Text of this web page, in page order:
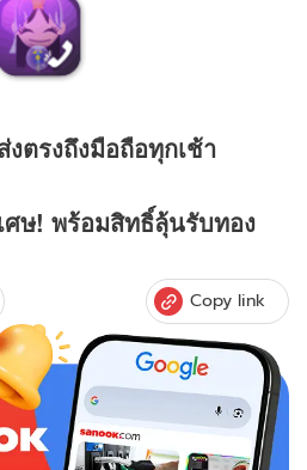
ตรงถึงมือถือทุกเช้า
ศษ! พร้อมสิทธิ์ลุ้นรับทอง
Copy link